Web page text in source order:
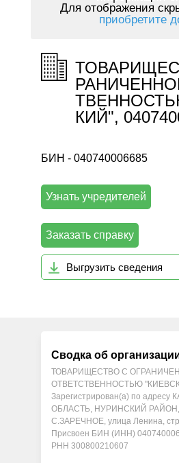
Для отображения
приобретите
КИЙ",
БИН - 040740006685
Узнать учредителей
Заказать справку
Выгрузить сведения
Сводка об
ТОВАРИЩЕСТВО С
ОТВЕТСТВЕННОСТЬЮ
Зарегистрирован(а) по
ОБЛАСТЬ, НУРИНСКИЙ
С.ЗАРЕЧНОЕ, улица Ленина,
Присвоен БИН (ИНН) 040740006685,
РНН 300800210607